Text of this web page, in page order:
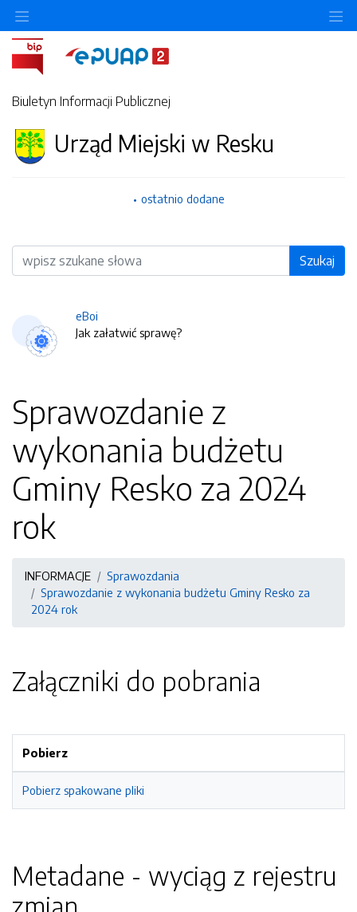
Biuletyn Informacji Publicznej
Urząd Miejski w Resku
ostatnio dodane
Wyszukiwarka Szukaj
eBoi
Jak załatwić sprawę?
Sprawozdanie z
wykonania budżetu
Gminy Resko za 2024
rok
INFORMACJE
Sprawozdania
Sprawozdanie z wykonania budżetu Gminy Resko za
2024 rok
Załączniki do pobrania
Pobierz
Pobierz spakowane pliki
Metadane - wyciąg z rejestru
zmian